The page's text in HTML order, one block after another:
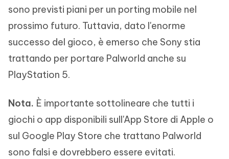
sono previsti piani per un porting mobile nel
prossimo futuro. Tuttavia, dato l'enorme
successo del gioco, è emerso che Sony stia
trattando per portare Palworld anche su
PlayStation 5.
Nota. È importante sottolineare che tutti i
giochi o app disponibili sull'App Store di Apple o
sul Google Play Store che trattano Palworld
sono falsi e dovrebbero essere evitati.